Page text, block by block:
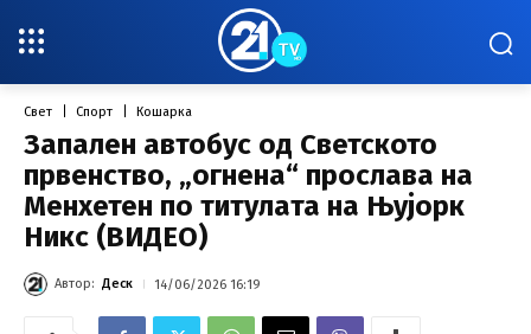
Свет Спорт Кошарка
Запален автобус од Светското
првенство, „огнена“ прослава на
Менхетен по титулата на Њујорк
Никс (ВИДЕО)
Автор: Деск 14/06/2026 16:19